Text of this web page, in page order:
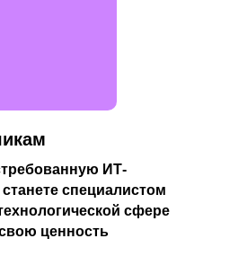
ИТ-
специалистом
сфере
ценность